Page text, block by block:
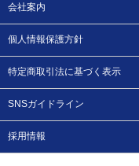
会社案内
個人情報保護方針
特定商取引法に基づく表示
SNSガイドライン
採用情報